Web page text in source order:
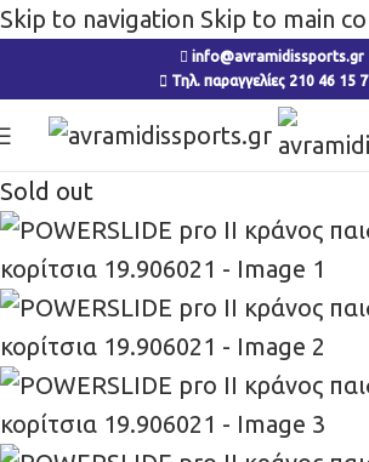
Skip to navigation Skip to main
info@avramidissports.gr
Τηλ. παραγγελίες 210 46 15
Sold out